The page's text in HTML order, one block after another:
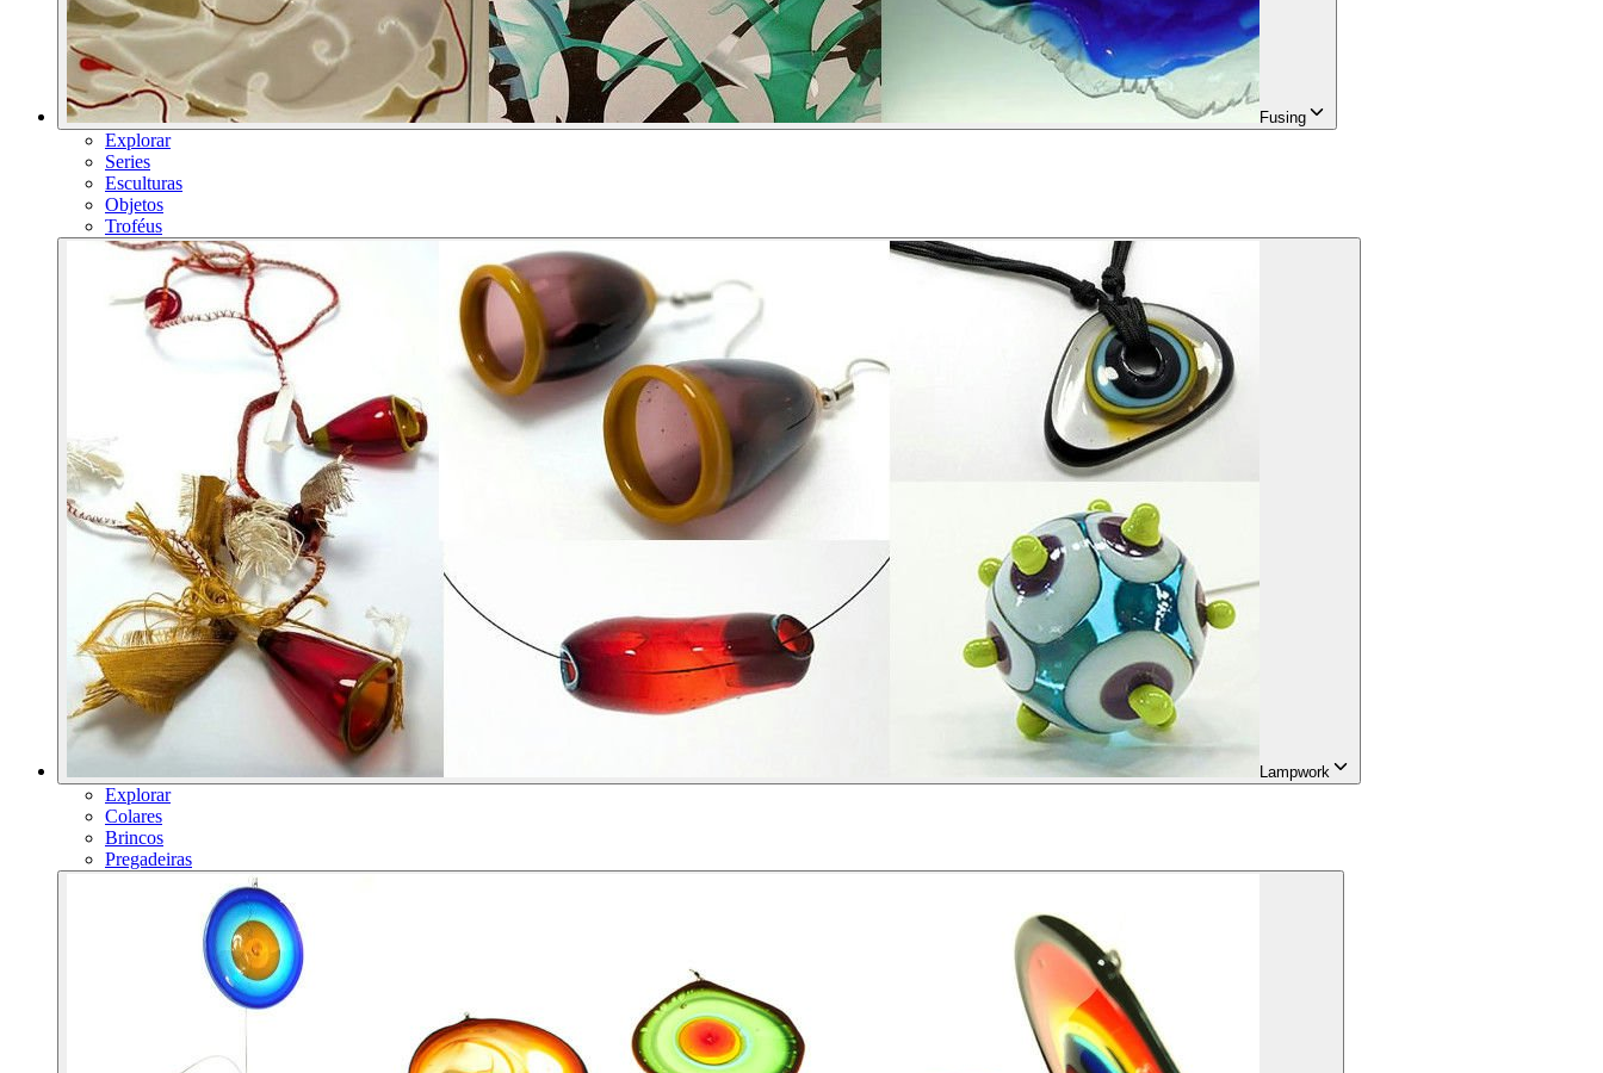
Fusing
Explorar
Series
Esculturas
Objetos
Troféus
Lampwork
Explorar
Colares
Brincos
Pregadeiras